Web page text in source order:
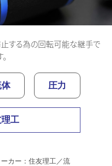
する為の回転可能な継手で
圧力
工
ーカー：住友理工／流